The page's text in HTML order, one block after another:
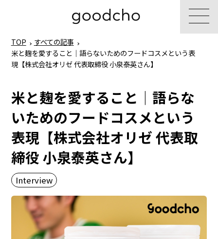
TOP
すべての記事
米と麹を愛すること｜語らないためのフードコスメという表
現【株式会社オリゼ 代表取締役 小泉泰英さん】
米と麹を愛すること｜語らな
いためのフードコスメという
表現【株式会社オリゼ 代表取
締役 小泉泰英さん】
Interview